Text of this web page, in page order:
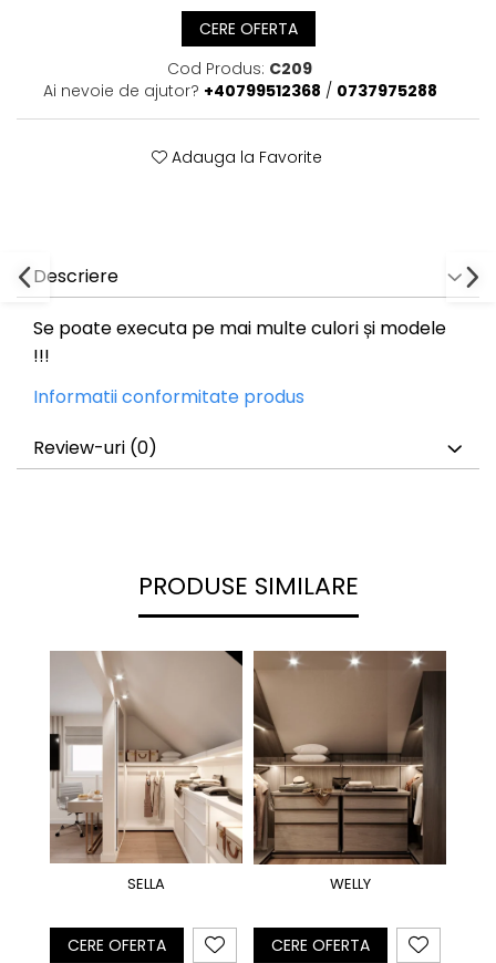
CERE OFERTA
Cod Produs: C209
Ai nevoie de ajutor? +40799512368 / 0737975288
Adauga la Favorite
Descriere
Se poate executa pe mai multe culori și modele
!!!
Informatii conformitate produs
Review-uri (0)
PRODUSE SIMILARE
SELLA
CERE OFERTA
WELLY
CERE OFERTA